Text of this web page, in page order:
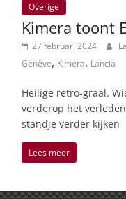
Overige
Kimera toont
27 februari 2024
Genève, Kimera, Lancia
Heilige retro-graal.
verderop het
standje verder kijken
Lees meer